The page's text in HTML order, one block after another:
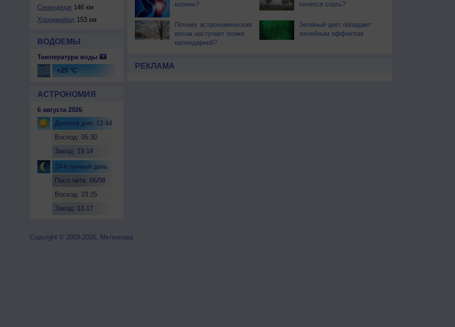
Сенендедж 146 км
Хорремабад 153 км
ВОДОЕМЫ
Температура воды
+29 °C
АСТРОНОМИЯ
6 августа 2026
Долгота дня: 13:44
Восход: 05:30
Заход: 19:14
24-й лунный день
Посл.четв. 06/08
Восход: 23:25
Заход: 13:17
колене?
хочется спать?
Почему астрономическая
весна наступает позже
календарной?
Зелёный цвет обладает
лечебным эффектом
РЕКЛАМА
Copyright © 2009-2026, Метеонова